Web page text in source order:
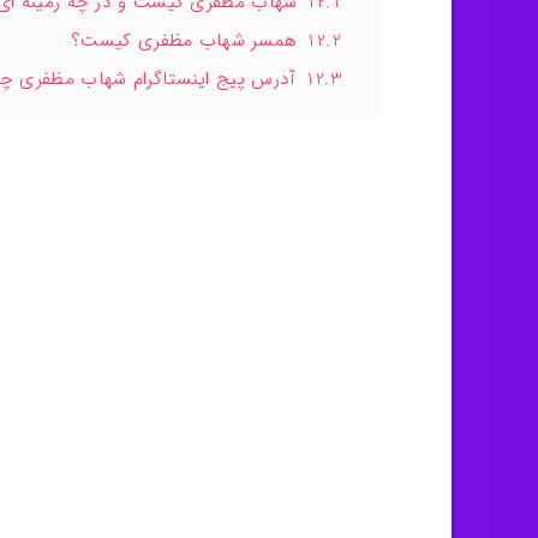
12.2 همسر شهاب مظفری کیست؟
12.3 آدرس پیج اینستاگرام شهاب مظفری